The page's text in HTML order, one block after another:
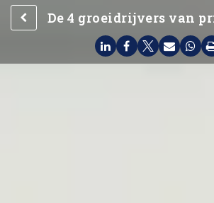
De 4 groeidrijvers van